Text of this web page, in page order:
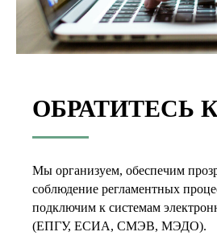
ОБРАТИТЕСЬ
Мы организуем, обеспечим
соблюдение регламентных
подключим к системам
(ЕПГУ, ЕСИА, СМЭВ, МЭДО).